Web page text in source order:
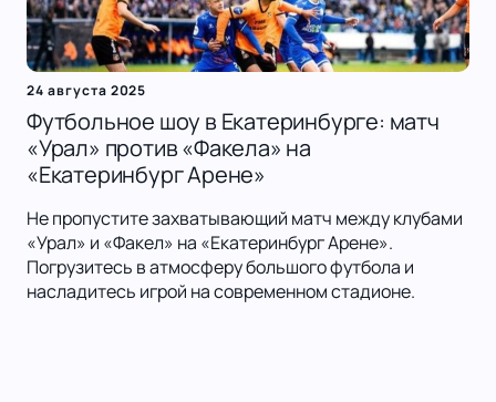
24 августа 2025
Футбольное шоу в Екатеринбурге: матч
«Урал» против «Факела» на
«Екатеринбург Арене»
Не пропустите захватывающий матч между клубами
«Урал» и «Факел» на «Екатеринбург Арене».
Погрузитесь в атмосферу большого футбола и
насладитесь игрой на современном стадионе.